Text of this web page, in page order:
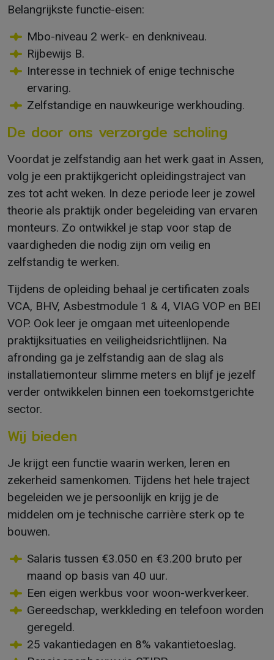
Belangrijkste functie-eisen:
Mbo-niveau 2 werk- en denkniveau.
Rijbewijs B.
Interesse in techniek of enige technische
ervaring.
Zelfstandige en nauwkeurige werkhouding.
De door ons verzorgde scholing
Voordat je zelfstandig aan het werk gaat in Assen,
volg je een praktijkgericht opleidingstraject van
zes tot acht weken. In deze periode leer je zowel
theorie als praktijk onder begeleiding van ervaren
monteurs. Zo ontwikkel je stap voor stap de
vaardigheden die nodig zijn om veilig en
zelfstandig te werken.
Tijdens de opleiding behaal je certificaten zoals
VCA, BHV, Asbestmodule 1 & 4, VIAG VOP en BEI
VOP. Ook leer je omgaan met uiteenlopende
praktijksituaties en veiligheidsrichtlijnen. Na
afronding ga je zelfstandig aan de slag als
installatiemonteur slimme meters en blijf je jezelf
verder ontwikkelen binnen een toekomstgerichte
sector.
Wij bieden
Je krijgt een functie waarin werken, leren en
zekerheid samenkomen. Tijdens het hele traject
begeleiden we je persoonlijk en krijg je de
middelen om je technische carrière sterk op te
bouwen.
Salaris tussen €3.050 en €3.200 bruto per
maand op basis van 40 uur.
Een eigen werkbus voor woon-werkverkeer.
Gereedschap, werkkleding en telefoon worden
geregeld.
25 vakantiedagen en 8% vakantietoeslag.